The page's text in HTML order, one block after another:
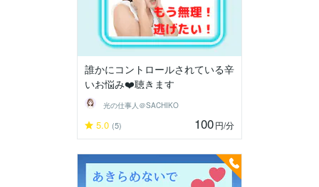
誰かにコントロールされている辛
いお悩み❤️聴きます
光の仕事人＠SACHIKO
5.0 (5) 100円/分